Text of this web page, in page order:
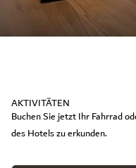
AKTIVITÄTEN
Buchen Sie jetzt Ihr Fahrrad
des Hotels zu erkunden.